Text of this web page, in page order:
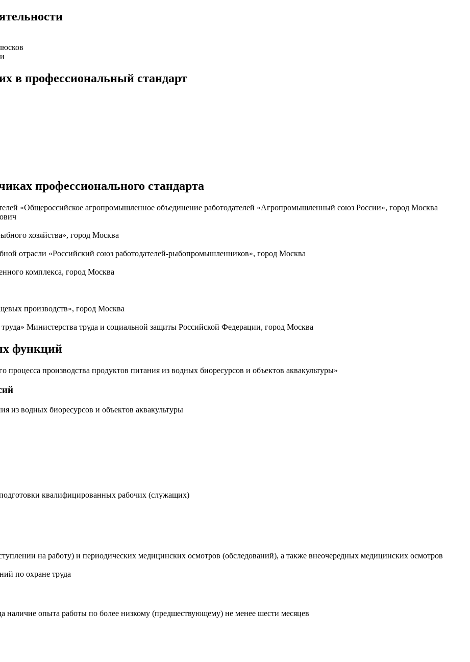
в профессиональный стандарт
профессионального стандарта
«Общероссийское агропромышленное объединение работодателей «Агропромышленный союз России», город Москва
хозяйства», город Москва
отрасли «Российский союз работодателей-рыбопромышленников», город Москва
комплекса, город Москва
производств», город Москва
Министерства труда и социальной защиты Российской Федерации, город Москва
функций
производства продуктов питания из водных биоресурсов и объектов аквакультуры»
из водных биоресурсов и объектов аквакультуры
квалифицированных рабочих (служащих)
на работу) и периодических медицинских осмотров (обследований), а также внеочередных медицинских осмотров
по охране труда
наличие опыта работы по более низкому (предшествующему) не менее шести месяцев